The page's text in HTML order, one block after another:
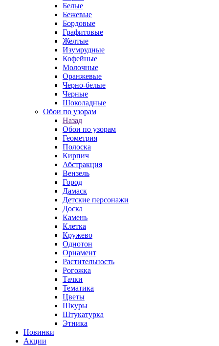
Белые
Бежевые
Бордовые
Графитовые
Желтые
Изумрудные
Кофейные
Молочные
Оранжевые
Черно-белые
Черные
Шоколадные
Обои по узорам
Назад
Обои по узорам
Геометрия
Полоска
Кирпич
Абстракция
Вензель
Город
Дамаск
Детские персонажи
Доска
Камень
Клетка
Кружево
Однотон
Орнамент
Растительность
Рогожка
Тачки
Тематика
Цветы
Шкуры
Штукатурка
Этника
Новинки
Акции